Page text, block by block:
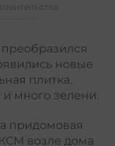
новые
плитка,
много зелени.
придомовая
возле дома